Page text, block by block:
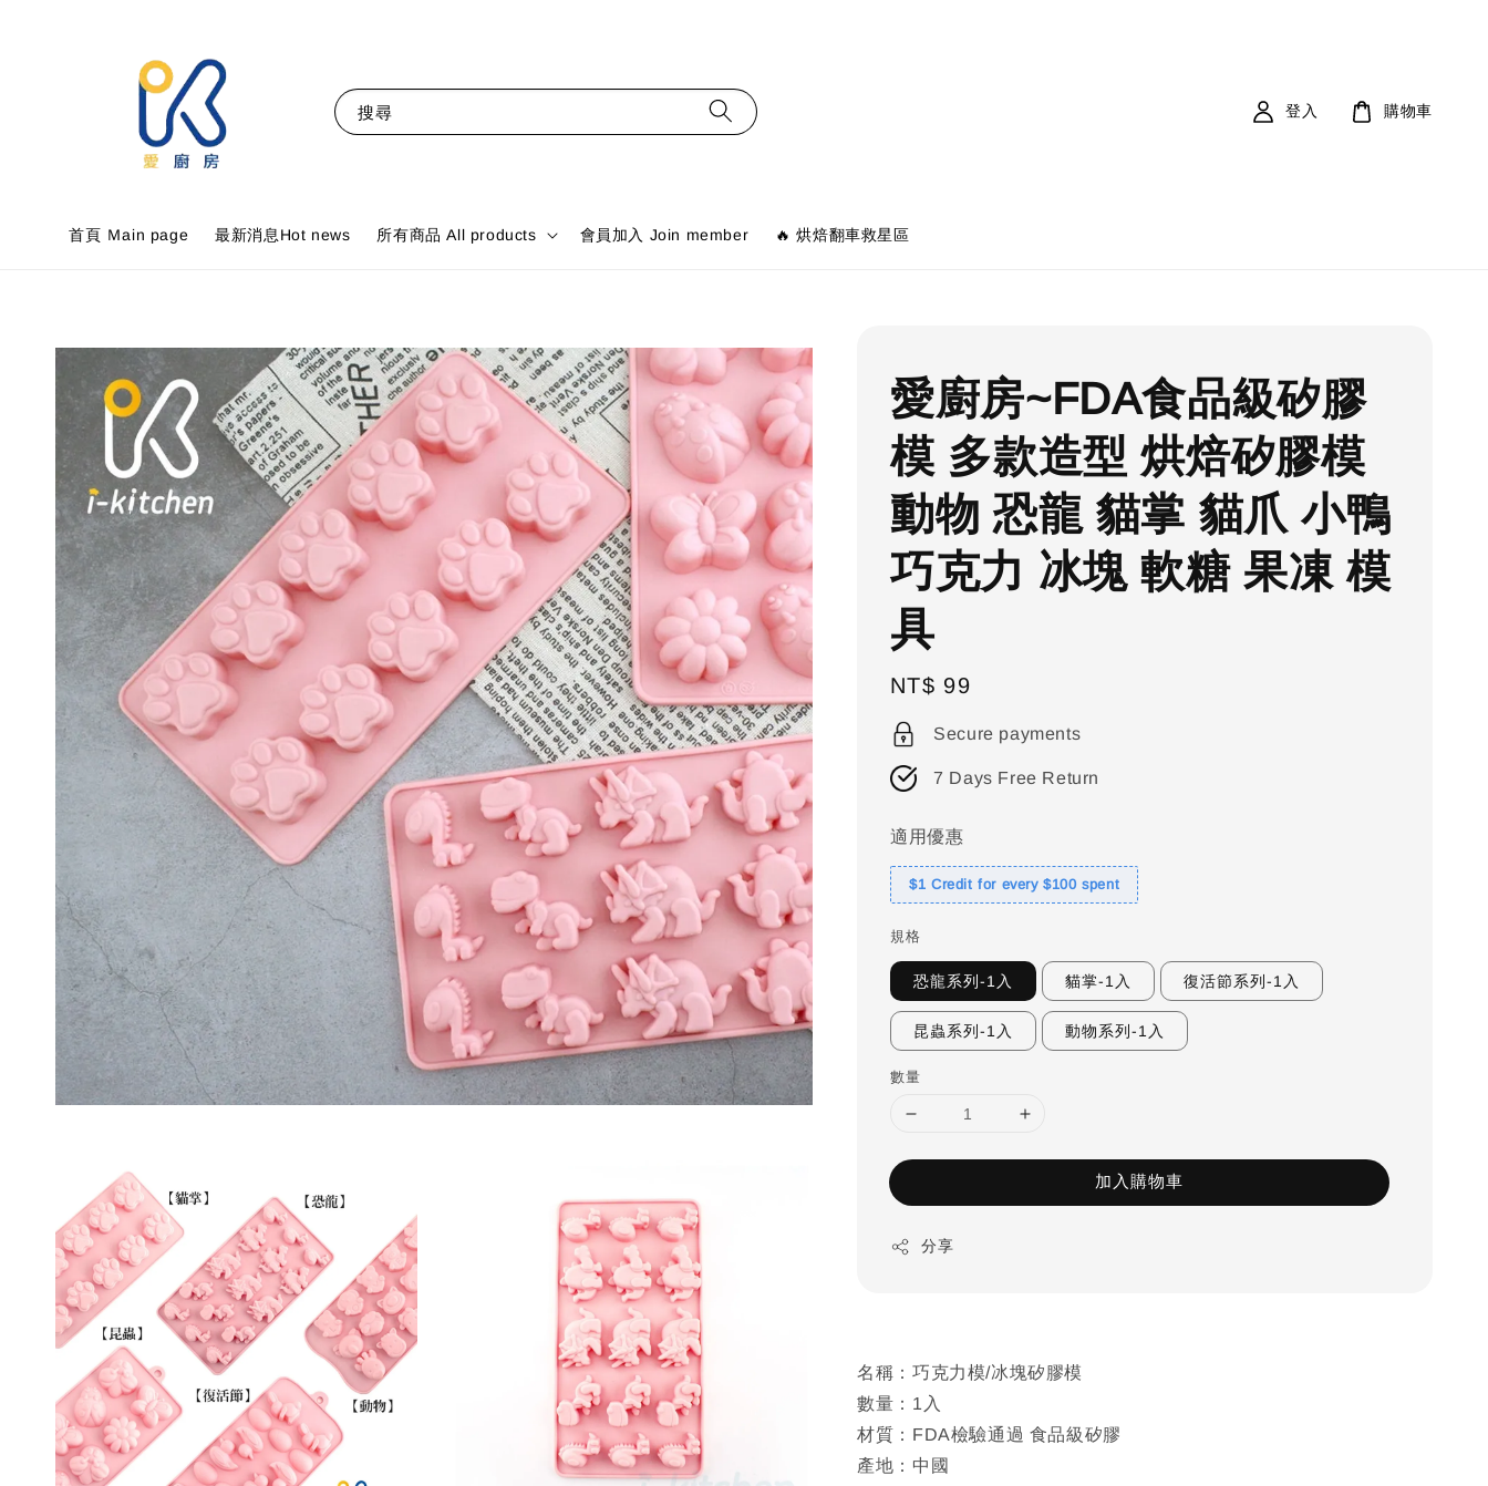
搜尋
首頁 Ｍain page 最新消息Hot news 所有商品 All products 會員加入 Join member 🔥 烘焙翻車救星區
登入 購物車
愛廚房~FDA食品級矽膠
模 多款造型 烘焙矽膠模
動物 恐龍 貓掌 貓爪 小鴨
巧克力 冰塊 軟糖 果凍 模
具
Regular
price
NT$ 99
Secure payments
7 Days Free Return
適用優惠
$1 Credit for every $100 spent
規格
恐龍系列-1入 貓掌-1入 復活節系列-1入
昆蟲系列-1入 動物系列-1入
數量
加入購物車
分享
名稱：巧克力模/冰塊矽膠模
數量：1入
材質：FDA檢驗通過 食品級矽膠
產地：中國